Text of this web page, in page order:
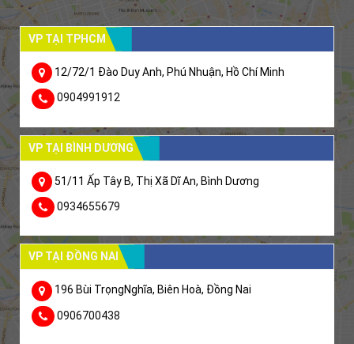
VP TẠI TPHCM
12/72/1 Đào Duy Anh, Phú Nhuận, Hồ Chí Minh
0904991912
VP TẠI BÌNH DƯƠNG
51/11 Ấp Tây B, Thị Xã Dĩ An, Bình Dương
0934655679
VP TẠI ĐỒNG NAI
196 Bùi TrọngNghĩa, Biên Hoà, Đồng Nai
0906700438